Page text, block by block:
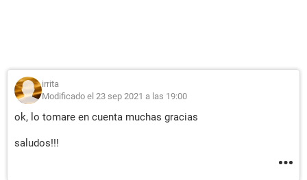
irrita
Modificado el 23 sep 2021 a las 19:00
ok, lo tomare en cuenta muchas gracias
saludos!!!